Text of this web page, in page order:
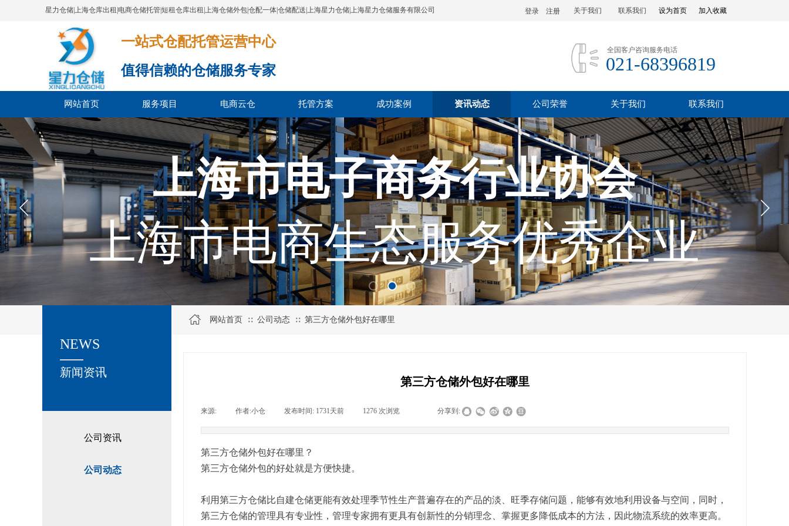
星力仓储|上海仓库出租|电商仓储托管|短租仓库出租|上海仓储外包|仓配一体|仓储配送|上海星力仓储|上海星力仓储服务有限公司 设为首页 加入收藏
登录 注册 联系我们
关于我们
一站式仓配托管运营中心​​​​​​​​​​​​​​​​​
值得信赖的仓储服务专家
全国客户咨询服务电话
021-68396819
网站首页 服务项目 电商云仓 托管方案 成功案例 资讯动态 公司荣誉 关于我们 联系我们
上海市电子商务行业协会
上海市电商生态服务优秀企业
公司资讯
公司动态
关于我们
新闻资讯
NEWS
网站首页 ∷ 公司动态 ∷ 第三方仓储外包好在哪里
第三方仓储外包好在哪里
来源: 作者:小仓 发布时间: 1731天前 1276 次浏览 分享到:
第三方仓储外包好在哪里？
第三方仓储外包的好处就是方便快捷。
利用第三方仓储比自建仓储更能有效处理季节性生产普遍存在的产品的淡、旺季存储问题，能够有效地利用设备与空间，同时，
第三方仓储的管理具有专业性，管理专家拥有更具有创新性的分销理念、掌握更多降低成本的方法，因此物流系统的效率更高。